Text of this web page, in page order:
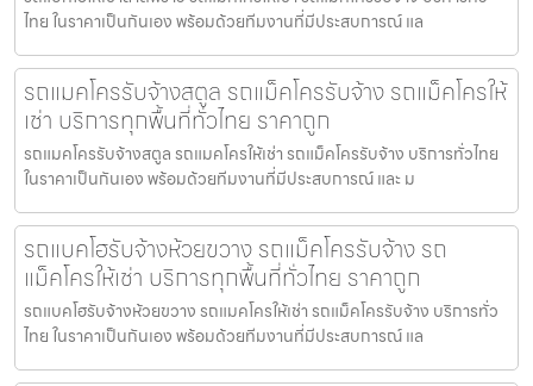
ไทย ในราคาเป็นกันเอง พร้อมด้วยทีมงานที่มีประสบการณ์ แล
รถแมคโครรับจ้างสตูล รถแม็คโครรับจ้าง รถแม็คโครให้
เช่า บริการทุกพื้นที่ทั่วไทย ราคาถูก
รถแมคโครรับจ้างสตูล รถแมคโครให้เช่า รถแม็คโครรับจ้าง บริการทั่วไทย
ในราคาเป็นกันเอง พร้อมด้วยทีมงานที่มีประสบการณ์ และ ม
รถแบคโฮรับจ้างห้วยขวาง รถแม็คโครรับจ้าง รถ
แม็คโครให้เช่า บริการทุกพื้นที่ทั่วไทย ราคาถูก
รถแบคโฮรับจ้างห้วยขวาง รถแมคโครให้เช่า รถแม็คโครรับจ้าง บริการทั่ว
ไทย ในราคาเป็นกันเอง พร้อมด้วยทีมงานที่มีประสบการณ์ แล